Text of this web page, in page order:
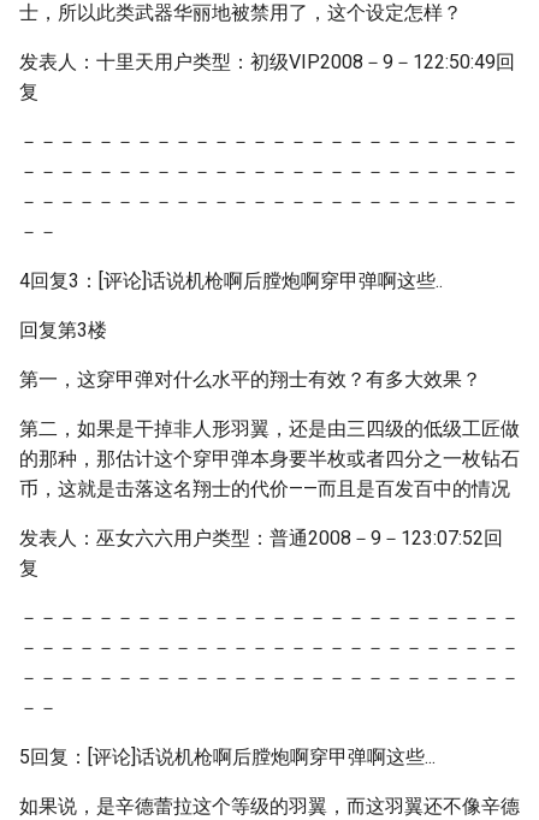
士，所以此类武器华丽地被禁用了，这个设定怎样？
发表人：十里天用户类型：初级VIP2008－9－122:50:49回
复
－－－－－－－－－－－－－－－－－－－－－－－－－－
－－－－－－－－－－－－－－－－－－－－－－－－－－
－－－－－－－－－－－－－－－－－－－－－－－－－－
－－
4回复3：[评论]话说机枪啊后膛炮啊穿甲弹啊这些..
回复第3楼
第一，这穿甲弹对什么水平的翔士有效？有多大效果？
第二，如果是干掉非人形羽翼，还是由三四级的低级工匠做
的那种，那估计这个穿甲弹本身要半枚或者四分之一枚钻石
币，这就是击落这名翔士的代价——而且是百发百中的情况
发表人：巫女六六用户类型：普通2008－9－123:07:52回
复
－－－－－－－－－－－－－－－－－－－－－－－－－－
－－－－－－－－－－－－－－－－－－－－－－－－－－
－－－－－－－－－－－－－－－－－－－－－－－－－－
－－
5回复：[评论]话说机枪啊后膛炮啊穿甲弹啊这些...
如果说，是辛德蕾拉这个等级的羽翼，而这羽翼还不像辛德